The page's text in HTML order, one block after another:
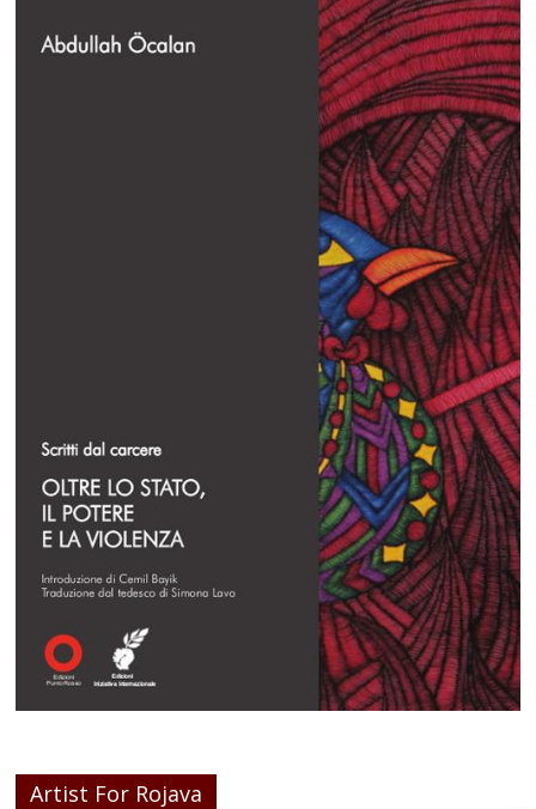
Artist For Rojava